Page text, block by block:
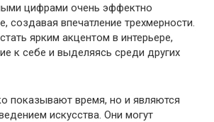
цифрами очень эффектно
создавая впечатление трехмерности.
ярким акцентом в интерьере,
к себе и выделяясь среди других
показывают время, но и являются
искусства. Они могут